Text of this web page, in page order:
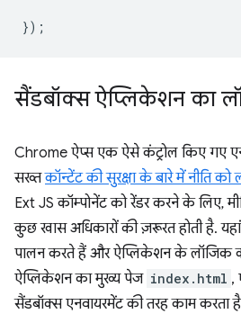
});
सैंडबॉक्स ऐप्लिकेशन का
Chrome ऐप्स एक ऐसे कंट्रोल किए गए
सख्तकॉन्टेंट की सुरक्षा के बारे में नीति
Ext JS कॉम्पोनेंट को रेंडर करने के लिए,
कुछ खास अधिकारों की ज़रूरत होती है. यहां
पालन करते हैं और ऐप्लिकेशन के लॉजिक
ऐप्लिकेशन का मुख्य पेज index.html ,
सैंडबॉक्स एनवायरमेंट की तरह काम करता